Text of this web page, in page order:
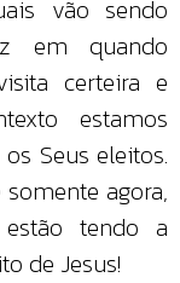
vão sendo
em quando
certeira e
estamos
Seus eleitos.
agora,
tendo a
de Jesus!